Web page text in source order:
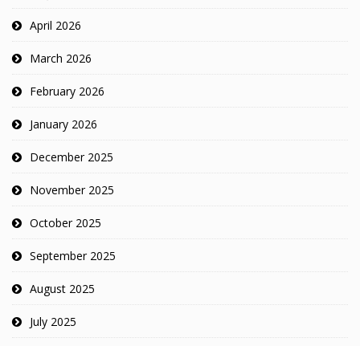
April 2026
March 2026
February 2026
January 2026
December 2025
November 2025
October 2025
September 2025
August 2025
July 2025